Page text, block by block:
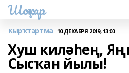
Шоңҡар
Ҡырҡтартма 10 ДЕКАБРЯ 2019, 13:00
Хуш киләһең,
Сысҡан йылы!